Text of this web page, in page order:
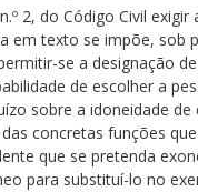
2, do Código Civil
em texto se impõe, sob
se a designação
de escolher a
sobre a idoneidade
concretas funções
que se pretenda
para substituí-lo no